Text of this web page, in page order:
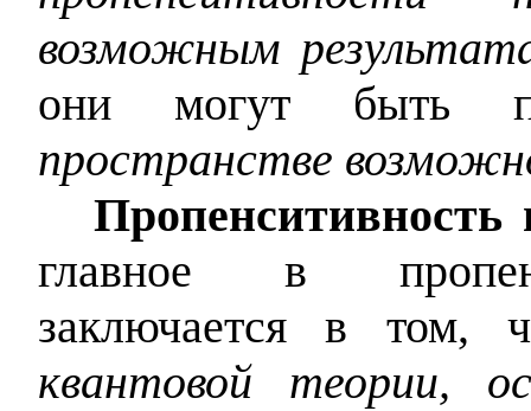
возможным
они могут быть
пространстве
Пропенситивность
главное в
заключается в том,
квантовой теории,